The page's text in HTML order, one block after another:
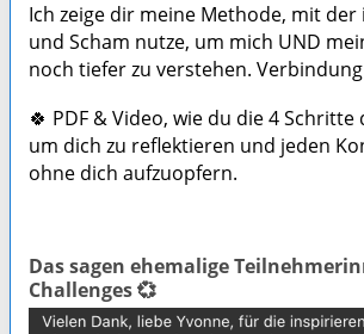
Ich zeige dir meine Methode, mit der
und Scham nutze, um mich UND
noch tiefer zu verstehen.
🍀 PDF & Video, wie du die4 Schritte
um dich zu reflektieren und jeden
ohne dich aufzuopfern.
Das sagen ehemalige
Challenges 💞